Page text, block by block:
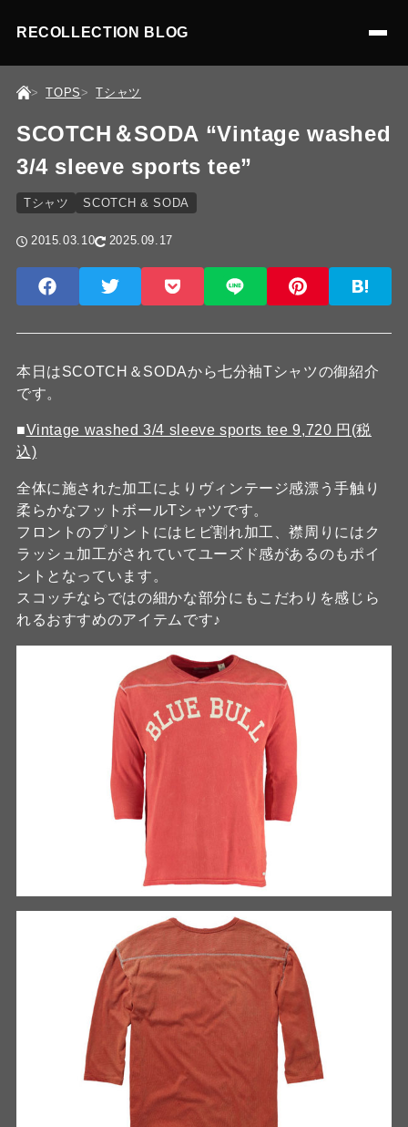
RECOLLECTION BLOG
TOPS Tシャツ
SCOTCH＆SODA “Vintage washed
3/4 sleeve sports tee”
Tシャツ SCOTCH & SODA
2015.03.10 2025.09.17
本日はSCOTCH＆SODAから七分袖Tシャツの御紹介
です。
■Vintage washed 3/4 sleeve sports tee 9,720 円(税
込)
全体に施された加工によりヴィンテージ感漂う手触り
柔らかなフットボールTシャツです。
フロントのプリントにはヒビ割れ加工、襟周りにはク
ラッシュ加工がされていてユーズド感があるのもポイ
ントとなっています。
スコッチならではの細かな部分にもこだわりを感じら
れるおすすめのアイテムです♪